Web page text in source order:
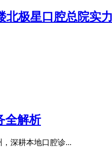
北极星口腔总院实
全解析
深耕本地口腔诊...